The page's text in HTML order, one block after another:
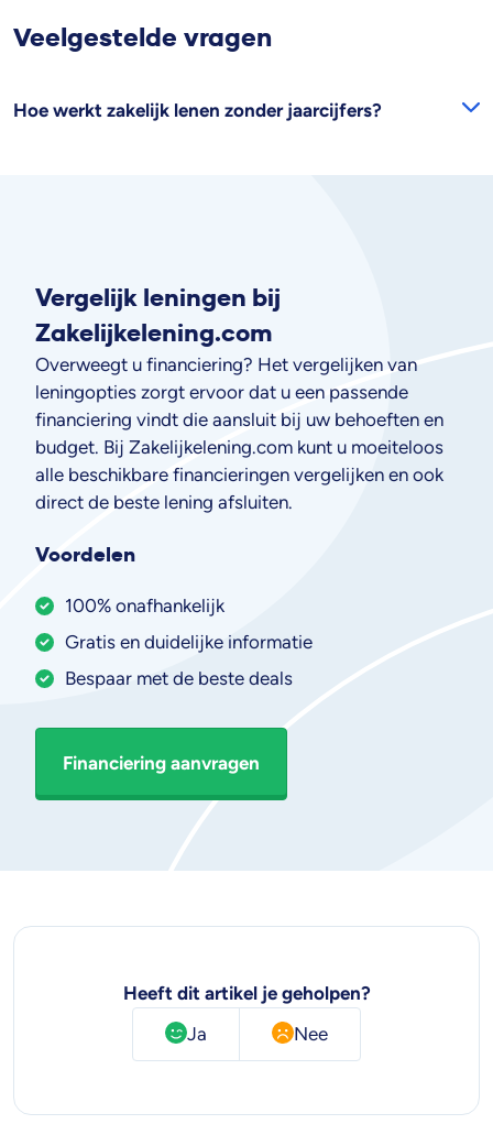
Veelgestelde vragen
Hoe werkt zakelijk lenen zonder jaarcijfers?
Vergelijk leningen bij
Zakelijkelening.com
Overweegt u financiering? Het vergelijken van
leningopties zorgt ervoor dat u een passende
financiering vindt die aansluit bij uw behoeften en
budget. Bij Zakelijkelening.com kunt u moeiteloos
alle beschikbare financieringen vergelijken en ook
direct de beste lening afsluiten.
Voordelen
100% onafhankelijk
Gratis en duidelijke informatie
Bespaar met de beste deals
Financiering aanvragen
Heeft dit artikel je geholpen?
Ja
Nee